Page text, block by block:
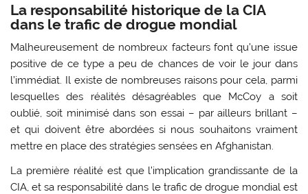
La responsabilité historique de la CIA
dans le trafic de drogue mondial
Malheureusement de nombreux facteurs font qu’une issue
positive de ce type a peu de chances de voir le jour dans
l’immédiat. Il existe de nombreuses raisons pour cela, parmi
lesquelles des réalités désagréables que McCoy a soit
oublié, soit minimisé dans son essai – par ailleurs brillant –
et qui doivent être abordées si nous souhaitons vraiment
mettre en place des stratégies sensées en Afghanistan.
La première réalité est que l’implication grandissante de la
CIA, et sa responsabilité dans le trafic de drogue mondial est